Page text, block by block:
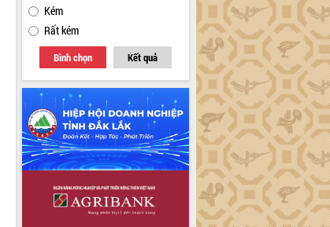
Kém
Rất kém
Bình chọn Kết quả